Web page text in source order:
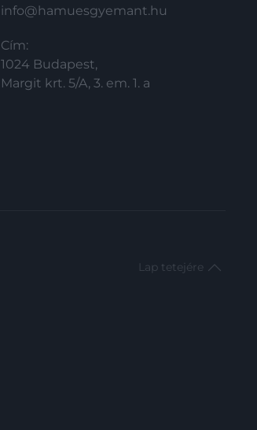
info@hamuesgyemant.hu
Cím:
1024 Budapest,
Margit krt. 5/A, 3. em. 1. a
Lap tetejére